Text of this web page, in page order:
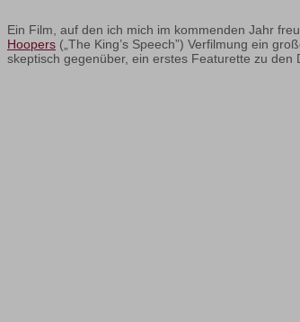
Ein Film, auf den ich mich im kommenden Jahr
Hoopers („The King’s Speech”) Verfilmung ein
skeptisch gegenüber, ein erstes Featurette zu